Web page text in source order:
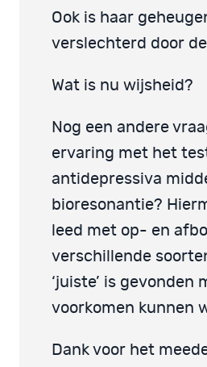
Ook is haar
verslechterd door
Wat is nu wijsheid?
Nog een andere
ervaring met het
antidepressiva
bioresonantie?
leed met op- en
verschillende
‘juiste’ is gevonden
voorkomen kunnen
Dank voor het